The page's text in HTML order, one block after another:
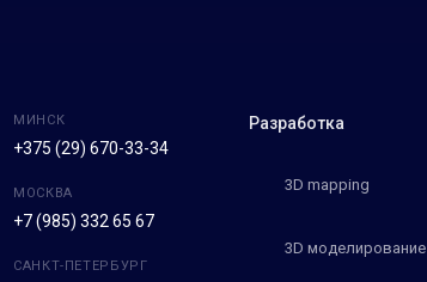
МИНСК
+375 (29) 670-33-34
МОСКВА
+7 (985) 332 65 67
САНКТ-ПЕТЕРБУРГ
Разработка
3D mapping
3D моделирование